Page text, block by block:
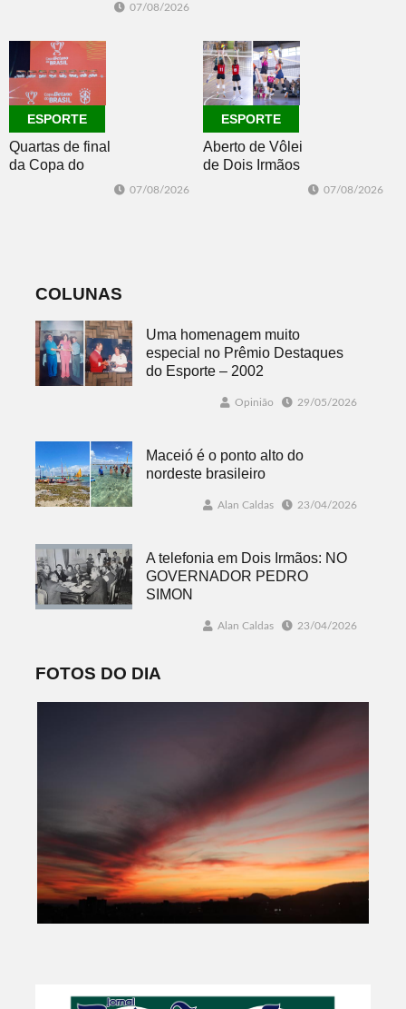
Master 65+
07/08/2026
ESPORTE
Quartas de final
da Copa do
Brasil 2026: veja
07/08/2026
ESPORTE
Aberto de Vôlei
de Dois Irmãos
07/08/2026
COLUNAS
Uma homenagem muito
especial no Prêmio Destaques
do Esporte – 2002
Opinião 29/05/2026
Maceió é o ponto alto do
nordeste brasileiro
Alan Caldas 23/04/2026
A telefonia em Dois Irmãos: NO
GOVERNADOR PEDRO
SIMON
Alan Caldas 23/04/2026
FOTOS DO DIA